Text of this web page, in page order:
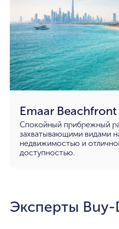
Emaar Beachfront
Спокойный прибрежный
захватывающими видами
недвижимостью и
доступностью.
Эксперты Buy-